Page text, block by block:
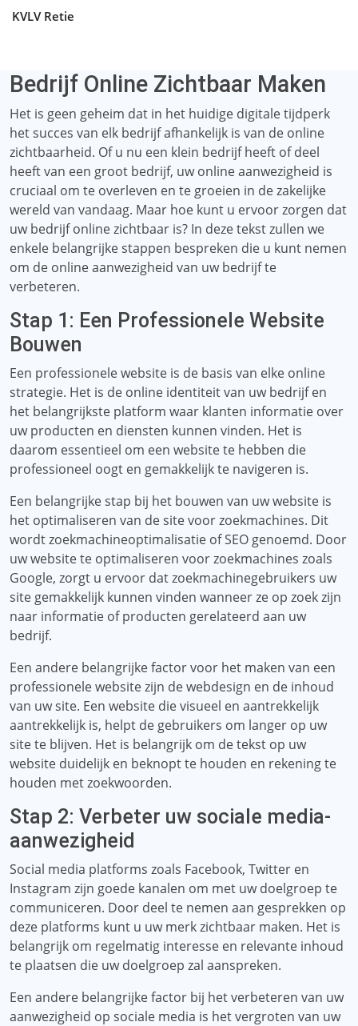
KVLV Retie
Bedrijf Online Zichtbaar Maken
Het is geen geheim dat in het huidige digitale tijdperk
het succes van elk bedrijf afhankelijk is van de online
zichtbaarheid. Of u nu een klein bedrijf heeft of deel
heeft van een groot bedrijf, uw online aanwezigheid is
cruciaal om te overleven en te groeien in de zakelijke
wereld van vandaag. Maar hoe kunt u ervoor zorgen dat
uw bedrijf online zichtbaar is? In deze tekst zullen we
enkele belangrijke stappen bespreken die u kunt nemen
om de online aanwezigheid van uw bedrijf te
verbeteren.
Stap 1: Een Professionele Website
Bouwen
Een professionele website is de basis van elke online
strategie. Het is de online identiteit van uw bedrijf en
het belangrijkste platform waar klanten informatie over
uw producten en diensten kunnen vinden. Het is
daarom essentieel om een ​​website te hebben die
professioneel oogt en gemakkelijk te navigeren is.
Een belangrijke stap bij het bouwen van uw website is
het optimaliseren van de site voor zoekmachines. Dit
wordt zoekmachineoptimalisatie of SEO genoemd. Door
uw website te optimaliseren voor zoekmachines zoals
Google, zorgt u ervoor dat zoekmachinegebruikers uw
site gemakkelijk kunnen vinden wanneer ze op zoek zijn
naar informatie of producten gerelateerd aan uw
bedrijf.
Een andere belangrijke factor voor het maken van een
professionele website zijn de webdesign en de inhoud
van uw site. Een website die visueel en aantrekkelijk
aantrekkelijk is, helpt de gebruikers om langer op uw
site te blijven. Het is belangrijk om de tekst op uw
website duidelijk en beknopt te houden en rekening te
houden met zoekwoorden.
Stap 2: Verbeter uw sociale media-
aanwezigheid
Social media platforms zoals Facebook, Twitter en
Instagram zijn goede kanalen om met uw doelgroep te
communiceren. Door deel te nemen aan gesprekken op
deze platforms kunt u uw merk zichtbaar maken. Het is
belangrijk om regelmatig interesse en relevante inhoud
te plaatsen die uw doelgroep zal aanspreken.
Een andere belangrijke factor bij het verbeteren van uw
aanwezigheid op sociale media is het vergroten van uw